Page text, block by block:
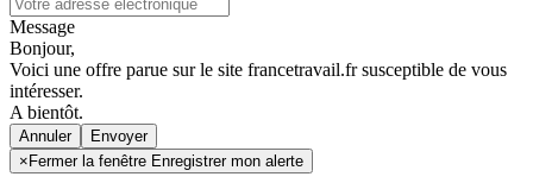
Message
Bonjour,
Voici une offre parue sur le site francetravail.fr susceptible de vous
intéresser.
A bientôt.
Annuler
× Fermer la fenêtre Enregistrer mon alerte